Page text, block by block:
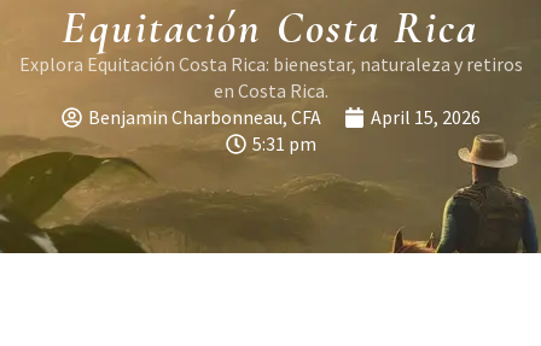
Equitación Costa Rica
Explora Equitación Costa Rica: bienestar, naturaleza y retiros
en Costa Rica.
Benjamin Charbonneau, CFA
April 15, 2026
5:31 pm